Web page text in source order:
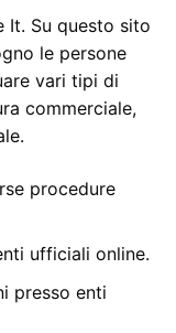
It. Su questo sito
le persone
vari tipi di
commerciale,
procedure
ufficiali online.
presso enti